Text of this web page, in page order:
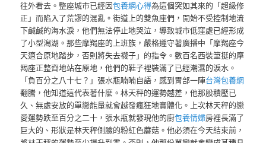
往外看去。整座城市已經因包養網心得為這個突如其來的「超級修
正」而陷入了荒謬的混亂。街道上的雙魚座們，開始不受控制地流
下鹹鹹的海水淚，他們無法停止地哭泣，導致城市低窪處已經形成
了小型潟湖。那些摩羯座的上班族，嚴格遵守著廣播中「摩羯座今
天適合原地踏步，否則將失去襪子」的指令。數百名西裝筆挺的摩
羯座正整齊地站在原地，他們的鞋子裡裝滿了已經潮濕的淚水。
「負百分之八十七？」張水瓶喃喃自語，感到胃部一陣台灣包養網
翻騰，他知道這代表著什麼。林天秤的運勢越差，他那股積壓已
久、無處安放的單戀能量就會越發瘋狂地實體化。上次林天秤的戀
愛運勢跌至百分之二十，張水瓶就發現他的廚包養情婦房裡長滿了
巨大的、形狀是林天秤側臉的粉紅色蘑菇。他必須在今天結束前，